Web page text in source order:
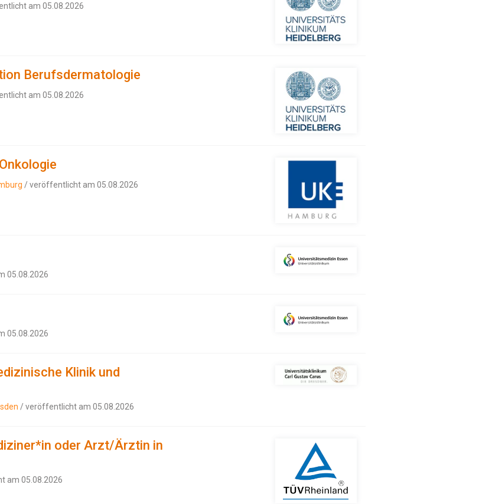
am 05.08.2026
Berufsdermatologie
am 05.08.2026
/ veröffentlicht am 05.08.2026
05.08.2026
05.08.2026
Klinik und
/ veröffentlicht am 05.08.2026
oder Arzt/Ärztin in
am 05.08.2026